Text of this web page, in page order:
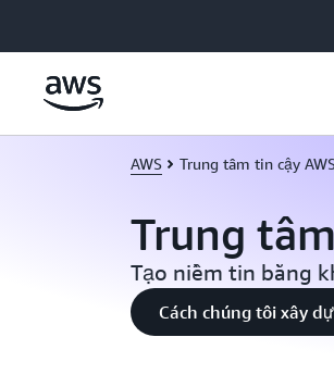
AWS Trung tâm tin cậy
Trung
Tạo niềm tin bằng
Cách chúng tôi xây